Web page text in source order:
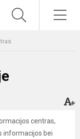
centras,
informacijos bei